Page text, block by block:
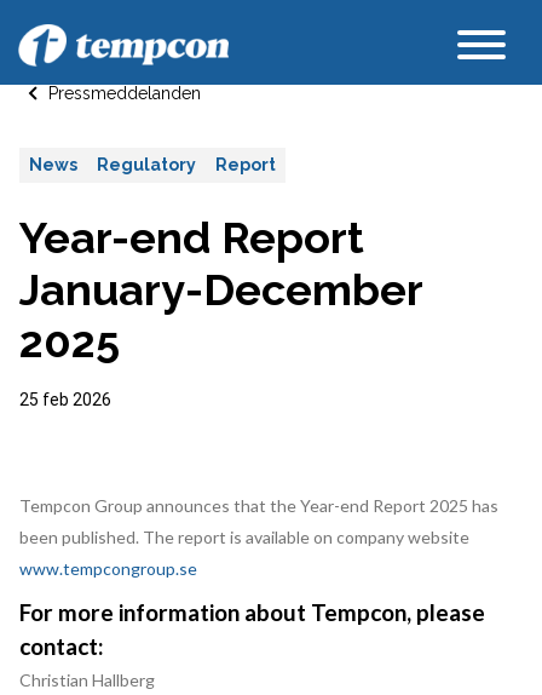
Pressmeddelanden
News Regulatory Report
Year-end Report
January-December
2025
25 feb 2026
Tempcon Group announces that the Year-end Report 2025 has
been published. The report is available on company website
www.tempcongroup.se
For more information about Tempcon, please
contact:
Christian Hallberg